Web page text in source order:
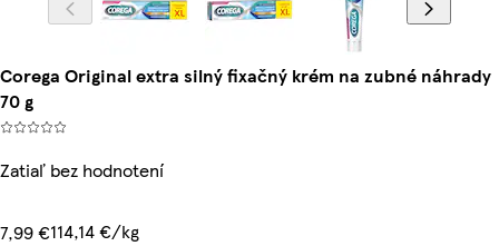
Corega Original extra silný fixačný krém na zubné náhrady
70 g
Zatiaľ bez hodnotení
7,99 €114,14 €/kg